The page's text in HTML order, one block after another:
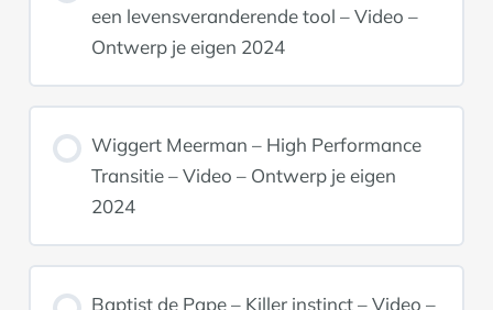
een levensveranderende tool – Video –
Ontwerp je eigen 2024
Wiggert Meerman – High Performance
Transitie – Video – Ontwerp je eigen
2024
Baptist de Pape – Killer instinct – Video –